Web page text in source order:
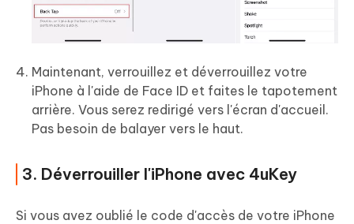
Maintenant, verrouillez et déverrouillez votre
iPhone à l'aide de Face ID et faites le tapotement
arrière. Vous serez redirigé vers l'écran d'accueil.
Pas besoin de balayer vers le haut.
3. Déverrouiller l'iPhone avec 4uKey
Si vous avez oublié le code d'accès de votre iPhone